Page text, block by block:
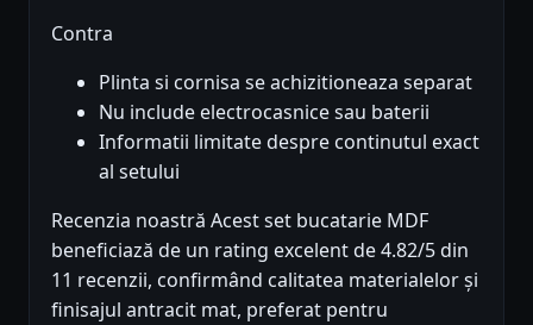
Contra
Plinta si cornisa se achizitioneaza separat
Nu include electrocasnice sau baterii
Informatii limitate despre continutul exact
al setului
Recenzia noastră Acest set bucatarie MDF
beneficiază de un rating excelent de 4.82/5 din
11 recenzii, confirmând calitatea materialelor și
finisajul antracit mat, preferat pentru